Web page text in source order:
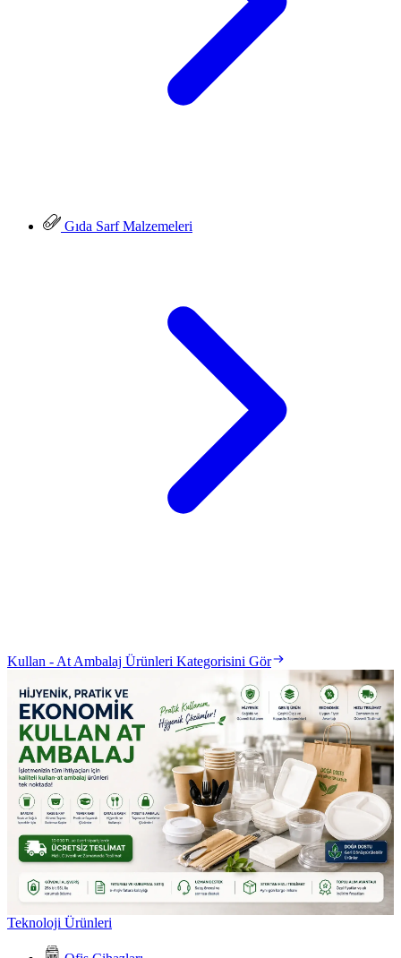
Gıda Sarf Malzemeleri
Kullan - At Ambalaj Ürünleri Kategorisini Gör
Teknoloji Ürünleri